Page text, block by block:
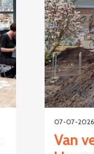
07-07-2026
Van